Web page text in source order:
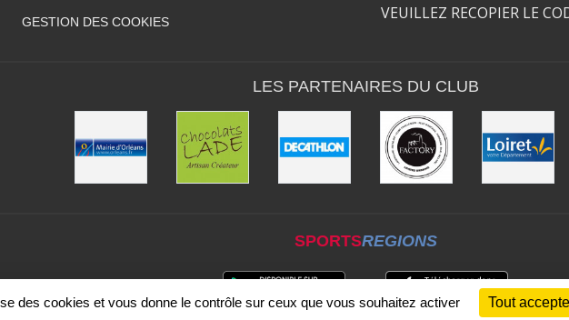
GESTION DES COOKIES VEUILLEZ RECOPIER LE
LES PARTENAIRES DU CLUB
SPORTSREGIONS
des cookies et vous donne le contrôle sur ceux que vous souhaitez activer Tout